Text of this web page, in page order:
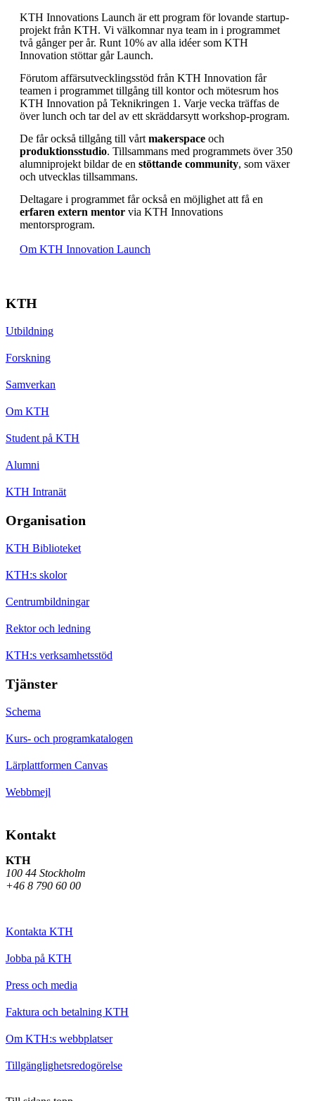
KTH Innovations Launch är ett program för lovande startup-
projekt från KTH. Vi välkomnar nya team in i programmet
två gånger per år. Runt 10% av alla idéer som KTH
Innovation stöttar går Launch.
Förutom affärsutvecklingsstöd från KTH Innovation får
teamen i programmet tillgång till kontor och mötesrum hos
KTH Innovation på Teknikringen 1. Varje vecka träffas de
över lunch och tar del av ett skräddarsytt workshop-program.
De får också tillgång till vårt makerspace och
produktionsstudio. Tillsammans med programmets över 350
alumniprojekt bildar de en stöttande community, som växer
och utvecklas tillsammans.
Deltagare i programmet får också en möjlighet att få en
erfaren extern mentor via KTH Innovations
mentorsprogram.
Om KTH Innovation Launch
KTH
Utbildning
Forskning
Samverkan
Om KTH
Student på KTH
Alumni
KTH Intranät
Organisation
KTH Biblioteket
KTH:s skolor
Centrumbildningar
Rektor och ledning
KTH:s verksamhetsstöd
Tjänster
Schema
Kurs- och programkatalogen
Lärplattformen Canvas
Webbmejl
Kontakt
KTH
100 44 Stockholm
+46 8 790 60 00
Kontakta KTH
Jobba på KTH
Press och media
Faktura och betalning KTH
Om KTH:s webbplatser
Tillgänglighetsredogörelse